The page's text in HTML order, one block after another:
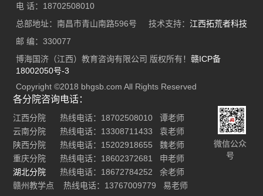
电 话：18702508010
总部地址：南昌市青山南路596号 技术支持：江西拓荒者科技
邮 编：330077
博海国济（江西）教育咨询有限公司 版权所有！赣ICP备
18002050号-3
Copyright ©2018 bhgsb.com All Rights Reserved
各分院咨询电话：
江西分院 热线电话：18702508010 谭老师
云南分院 热线电话：13308711433 袁老师
陕西分院 热线电话：15202918655 魏老师
重庆分院 热线电话：18602372681 申老师
湖北分院 热线电话：18672784252 余老师
赣州教学点 热线电话：13767009779 易老师
微信公众
号